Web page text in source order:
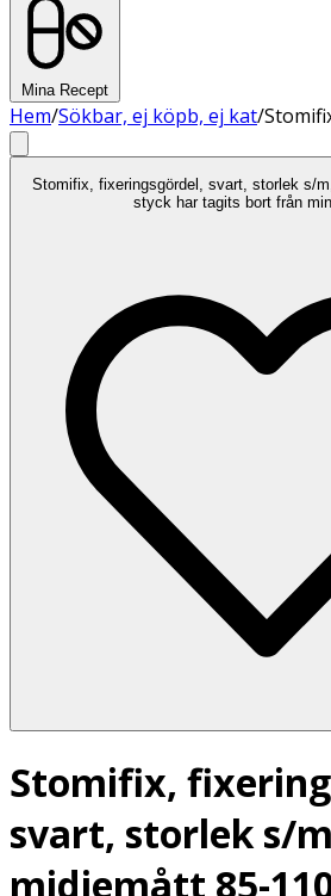
Mina Recept
Hem/Sökbar, ej köpb, ej kat/
Stomifix, fixeringsgördel, svart, storlek s/
styck har tagits bort från
Stomifix,
svart, storlek s/
midjemått 85-